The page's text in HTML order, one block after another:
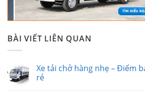
BÀI VIẾT LIÊN QUAN
Xe tải chở hàng nhẹ – Điểm
rẻ